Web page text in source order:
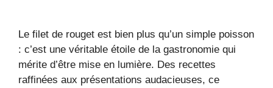
Le filet de rouget est bien plus qu’un simple poisson
: c’est une véritable étoile de la gastronomie qui
mérite d’être mise en lumière. Des recettes
raffinées aux présentations audacieuses, ce